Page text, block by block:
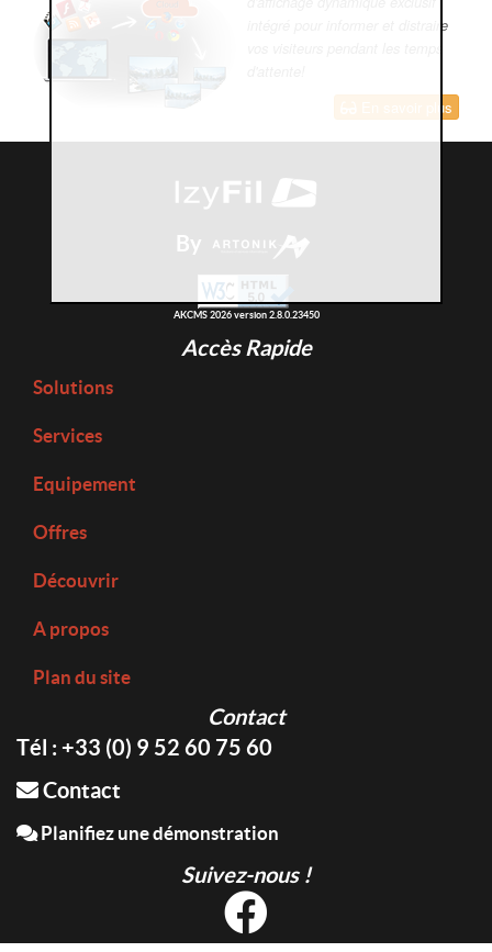
intégré pour informer et distraire
En savoir plus
By
AKCMS 2026 version 2.8.0.23450
Accès Rapide
Solutions
Services
Equipement
Offres
Découvrir
A propos
Plan du site
Contact
Tél : +33 (0) 9 52 60 75 60
Contact
Planifiez une démonstration
Suivez-nous !